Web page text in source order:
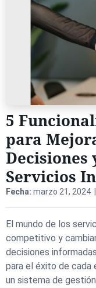
5
para
Decisiones
Servicios
Fecha: marzo 21, 2024 |
El mundo de los
competitivo y
decisiones
para el éxito de cada
un sistema de